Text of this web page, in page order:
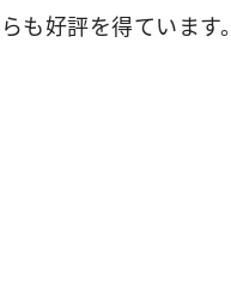
も好評を得ていま